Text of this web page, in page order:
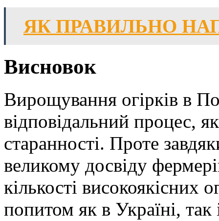
ЯК ПРАВИЛЬНО
Висновок
Вирощування огірків в
відповідальний процес,
старанності. Проте
великому досвіду
кількості високоякісних
попитом як в Україні, так